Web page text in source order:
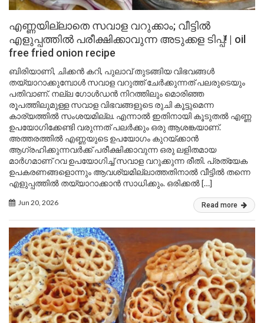
എണ്ണയില്ലാതെ സവാള വറുക്കാം; വീട്ടിൽ
എളുപ്പത്തിൽ പരീക്ഷിക്കാവുന്ന അടുക്കള ടിപ്പ്! | oil
free fried onion recipe
ബിരിയാണി, ചിക്കൻ കറി, പുലാവ് തുടങ്ങിയ വിഭവങ്ങൾ
തയ്യാറാക്കുമ്പോൾ സവാള വറുത്ത് ചേർക്കുന്നത് പലരുടെയും
പതിവാണ്. നല്ല ഗോൾഡൻ നിറത്തിലും മൊരിഞ്ഞ
രൂപത്തിലുമുള്ള സവാള വിഭവങ്ങളുടെ രുചി കൂട്ടുമെന്ന
കാര്യത്തിൽ സംശയമില്ല. എന്നാൽ ഇതിനായി കൂടുതൽ എണ്ണ
ഉപയോഗിക്കേണ്ടി വരുന്നത് പലർക്കും ഒരു ആശങ്കയാണ്.
അത്തരത്തിൽ എണ്ണയുടെ ഉപയോഗം കുറയ്ക്കാൻ
ആഗ്രഹിക്കുന്നവർക്ക് പരീക്ഷിക്കാവുന്ന ഒരു ലളിതമായ
മാർഗമാണ് റവ ഉപയോഗിച്ച് സവാള വറുക്കുന്ന രീതി. പ്രത്യേക
ഉപകരണങ്ങളൊന്നും ആവശ്യമില്ലാത്തതിനാൽ വീട്ടിൽ തന്നെ
എളുപ്പത്തിൽ തയ്യാറാക്കാൻ സാധിക്കും. ഒരിക്കൽ […]
Jun 20, 2026 Read more